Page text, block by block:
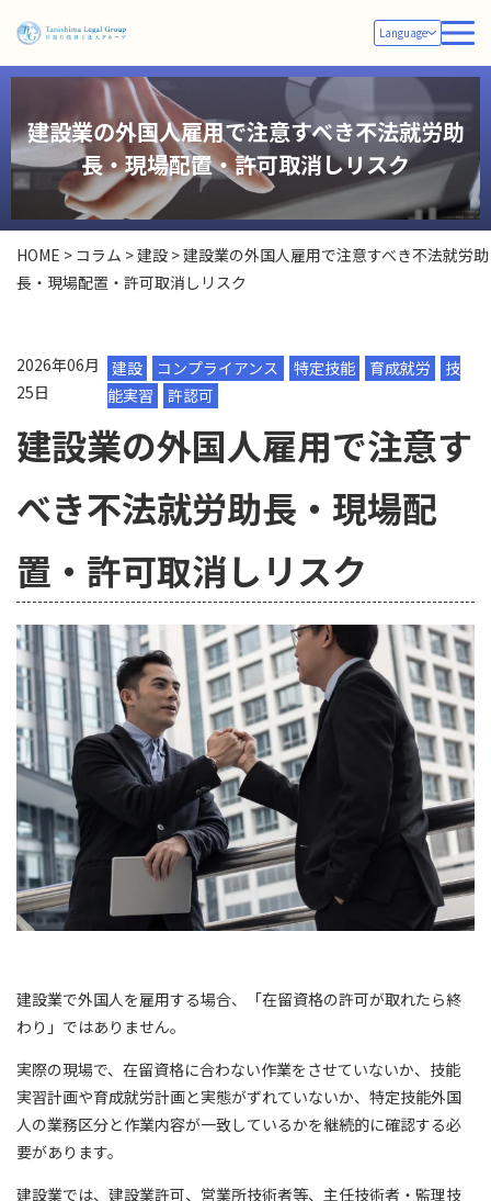
Language
建設業の外国人雇用で注意すべき不法就労助
長・現場配置・許可取消しリスク
HOME > コラム >建設 >建設業の外国人雇用で注意すべき不法就労助
長・現場配置・許可取消しリスク
2026年06月
25日
建設 コンプライアンス 特定技能 育成就労
技
能実習
許認可
建設業の外国人雇用で注意す
べき不法就労助長・現場配
置・許可取消しリスク
建設業で外国人を雇用する場合、「在留資格の許可が取れたら終
わり」ではありません。
実際の現場で、在留資格に合わない作業をさせていないか、技能
実習計画や育成就労計画と実態がずれていないか、特定技能外国
人の業務区分と作業内容が一致しているかを継続的に確認する必
要があります。
建設業では、建設業許可、営業所技術者等、主任技術者・監理技